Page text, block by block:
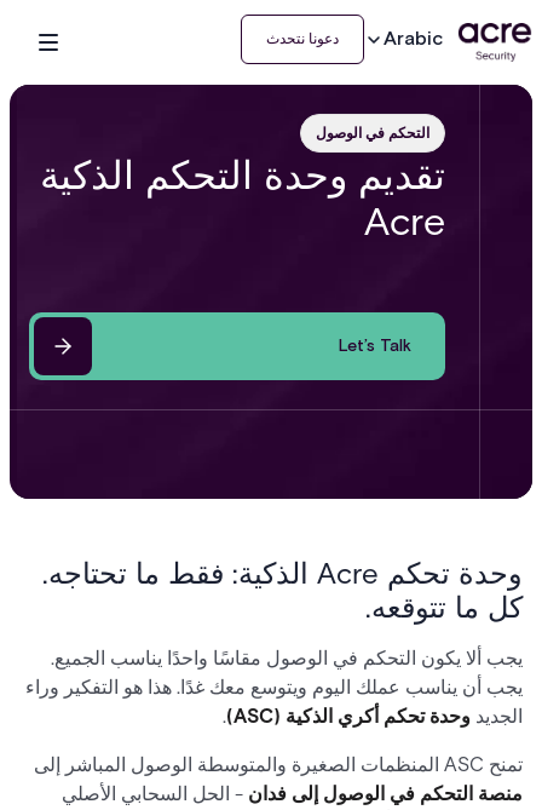
Arabic دعونا نتحدث
التحكم في الوصول
تقديم وحدة التحكم الذكية
Acre
Let’s Talk
وحدة تحكم Acre الذكية: فقط ما تحتاجه.
كل ما تتوقعه.
يجب ألا يكون التحكم في الوصول مقاسًا واحدًا يناسب الجميع.
يجب أن يناسب عملك اليوم ويتوسع معك غدًا. هذا هو التفكير وراء
الجديد وحدة تحكم أكري الذكية (ASC) .
تمنح ASC المنظمات الصغيرة والمتوسطة الوصول المباشر إلى
منصة التحكم في الوصول إلى فدان - الحل السحابي الأصلي